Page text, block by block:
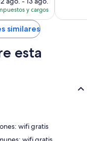
y cargos
similares
esta
wifi gratis